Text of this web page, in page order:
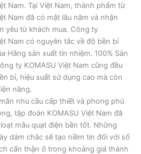
Nam. Tại Việt Nam, thành phẩm từ
Nam đã có mặt lâu năm và nhận
yêu từ khách mua. Công ty
Nam có nguyên tắc về độ bền bỉ
Hãng sản xuất tín nhiệm. 100% Sản
ty KOMASU Việt Nam cũng đều
bỉ, hiệu suất sử dụng cao mà còn
năng.
nhu cầu cấp thiết và phong phú
tập đoàn KOMASU Việt Nam đã
mẫu quạt điện bền tốt. Những
dám chắc sẽ tạo niềm tin đối với số
cẩn thận ở trong khoảng giá thành